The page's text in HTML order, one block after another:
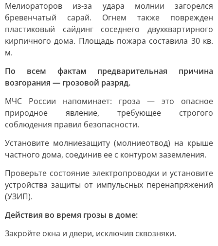
Мелиораторов из-за удара молнии загорелся
бревенчатый сарай. Огнем также поврежден
пластиковый сайдинг соседнего двухквартирного
кирпичного дома. Площадь пожара составила 30 кв.
м.
По всем фактам предварительная причина
возгорания — грозовой разряд.
МЧС России напоминает: гроза — это опасное
природное явление, требующее строгого
соблюдения правил безопасности.
Установите молниезащиту (молниеотвод) на крыше
частного дома, соединив ее с контуром заземления.
Проверьте состояние электропроводки и установите
устройства защиты от импульсных перенапряжений
(УЗИП).
Действия во время грозы в доме:
Закройте окна и двери, исключив сквозняки.